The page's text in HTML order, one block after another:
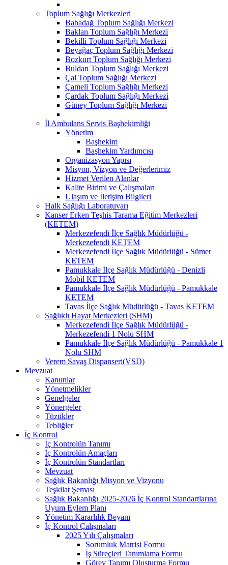
Toplum Sağlığı Merkezleri
Babadağ Toplum Sağlığı Merkezi
Baklan Toplum Sağlığı Merkezi
Bekilli Toplum Sağlığı Merkezi
Beyağaç Toplum Sağlığı Merkezi
Bozkurt Toplum Sağlığı Merkezi
Buldan Toplum Sağlığı Merkezi
Çal Toplum Sağlığı Merkezi
Çameli Toplum Sağlığı Merkezi
Çardak Toplum Sağlığı Merkezi
Güney Toplum Sağlığı Merkezi
İl Ambulans Servis Başhekimliği
Yönetim
Başhekim
Başhekim Yardımcısı
Organizasyon Yapısı
Misyon, Vizyon ve Değerlerimiz
Hizmet Verilen Alanlar
Kalite Birimi ve Çalışmaları
Ulaşım ve İletişim Bilgileri
Halk Sağlığı Laboratuvarı
Kanser Erken Teşhis Tarama Eğitim Merkezleri
(KETEM)
Merkezefendi İlçe Sağlık Müdürlüğü -
Merkezefendi KETEM
Merkezefendi İlçe Sağlık Müdürlüğü - Sümer
KETEM
Pamukkale İlçe Sağlık Müdürlüğü - Denizli
Mobil KETEM
Pamukkale İlçe Sağlık Müdürlüğü - Pamukkale
KETEM
Tavas İlçe Sağlık Müdürlüğü - Tavas KETEM
Sağlıklı Hayat Merkezleri (SHM)
Merkezefendi İlçe Sağlık Müdürlüğü -
Merkezefendi 1 Nolu SHM
Pamukkale İlçe Sağlık Müdürlüğü - Pamukkale 1
Nolu SHM
Verem Savaş Dispanseri(VSD)
Mevzuat
Kanunlar
Yönetmelikler
Genelgeler
Yönergeler
Tüzükler
Tebliğler
İç Kontrol
İç Kontrolün Tanımı
İç Kontrolün Amaçları
İç Kontrolün Standartları
Mevzuat
Sağlık Bakanlığı Misyon ve Vizyonu
Teşkilat Şeması
Sağlık Bakanlığı 2025-2026 İç Kontrol Standartlarına
Uyum Eylem Planı
Yönetim Kararlılık Beyanı
İç Kontrol Çalışmaları
2025 Yılı Çalışmaları
Sorumluk Matrisi Formu
İş Süreçleri Tanımlama Formu
Görev Tanımı Oluşturma Formu